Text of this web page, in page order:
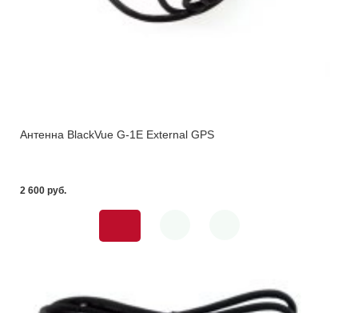
Антенна BlackVue G-1E External GPS
2 600 pуб.